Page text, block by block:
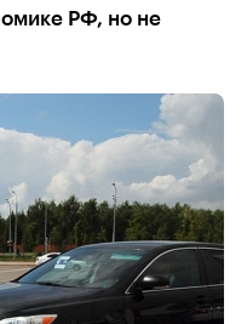
РФ, но не